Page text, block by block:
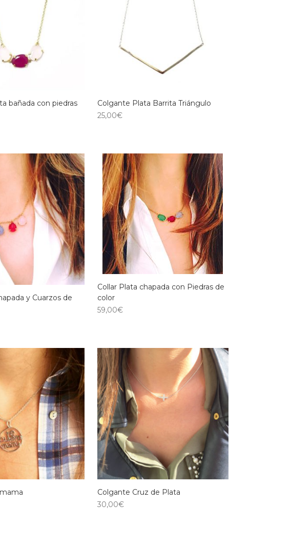
bañada con piedras
Colgante Plata Barrita Triángulo
25,00€
y Cuarzos de
Collar Plata chapada con Piedras de
color
59,00€
Colgante Cruz de Plata
30,00€